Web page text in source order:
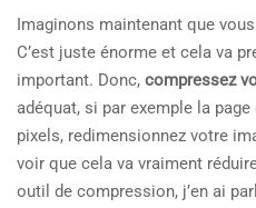
Imaginons maintenant que
C’est juste énorme et cela va
important. Donc, compressez
adéquat, si par exemple la
pixels, redimensionnez votre
voir que cela va vraiment
outil de compression, j’en ai